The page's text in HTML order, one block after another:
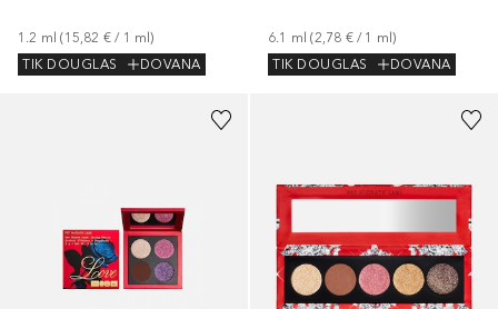
1.2 ml (15,82 € / 1 ml)
TIK DOUGLAS
DOVANA
6.1 ml (2,78 € / 1 ml)
TIK DOUGLAS
DOVANA